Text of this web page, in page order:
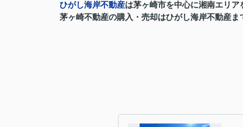
ひがし海岸不動産は茅ヶ崎市を中心に湘南エリア
茅ヶ崎不動産の購入・売却はひがし海岸不動産ま